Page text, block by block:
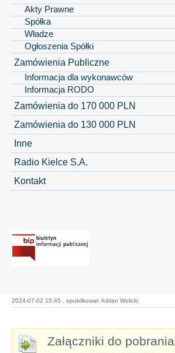
Akty Prawne
Spółka
Władze
Ogłoszenia Spółki
Zamówienia Publiczne
Informacja dla wykonawców
Informacja RODO
Zamówienia do 170 000 PLN
Zamówienia do 130 000 PLN
Inne
Radio Kielce S.A.
Kontakt
2024-07-02 15:45 , opublikował: Adrian Wolicki
Załączniki do pobrania